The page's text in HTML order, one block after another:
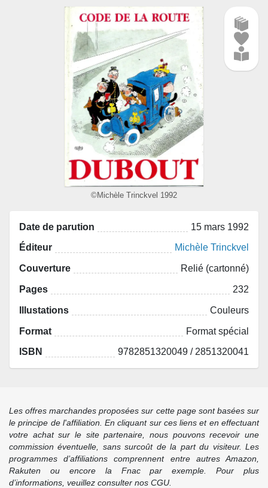
©Michèle Trinckvel 1992
Date de parution 15 mars 1992
Éditeur Michèle Trinckvel
Couverture Relié (cartonné)
Pages 232
Illustations Couleurs
Format Format spécial
ISBN 9782851320049 / 2851320041
Les offres marchandes proposées sur cette page sont basées sur
le principe de l'affiliation. En cliquant sur ces liens et en effectuant
votre achat sur le site partenaire, nous pouvons recevoir une
commission éventuelle, sans surcoût de la part du visiteur. Les
programmes d’affiliations comprennent entre autres Amazon,
Rakuten ou encore la Fnac par exemple. Pour plus
d’informations, veuillez consulter nos CGU.